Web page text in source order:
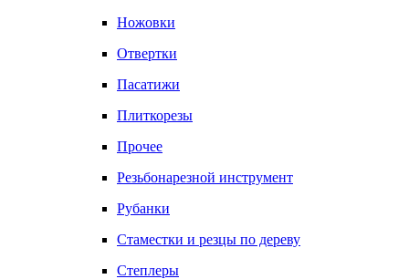
Ножовки
Отвертки
Пасатижи
Плиткорезы
Прочее
Резьбонарезной инструмент
Рубанки
Стаместки и резцы по дереву
Степлеры